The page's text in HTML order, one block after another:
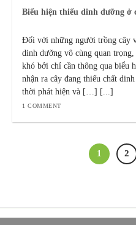
Biểu hiện thiếu dinh dưỡng ở
Đối với những người trồng cây
dinh dưỡng vô cùng quan
khó bởi chỉ cần thông qua biểu
nhận ra cây đang thiếu chất
thời phát hiện và […] [...]
1 COMMENT
1 2